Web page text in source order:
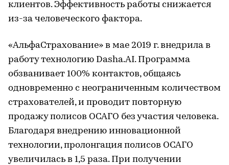
клиентов. Эффективность работы снижается
из-за человеческого фактора.
«АльфаСтрахование» в мае 2019 г. внедрила в
работу технологию Dasha.AI. Программа
обзванивает 100% контактов, общаясь
одновременно с неограниченным количеством
страхователей, и проводит повторную
продажу полисов ОСАГО без участия человека.
Благодаря внедрению инновационной
технологии, пролонгация полисов ОСАГО
увеличилась в 1,5 раза. При получении